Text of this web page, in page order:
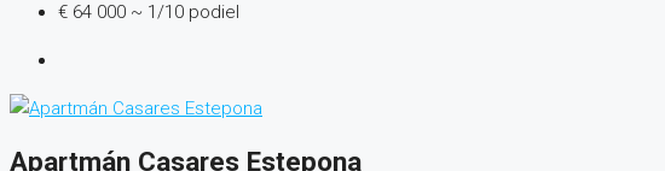
€ 64 000 ~ 1/10 podiel
Apartmán Casares Estepona